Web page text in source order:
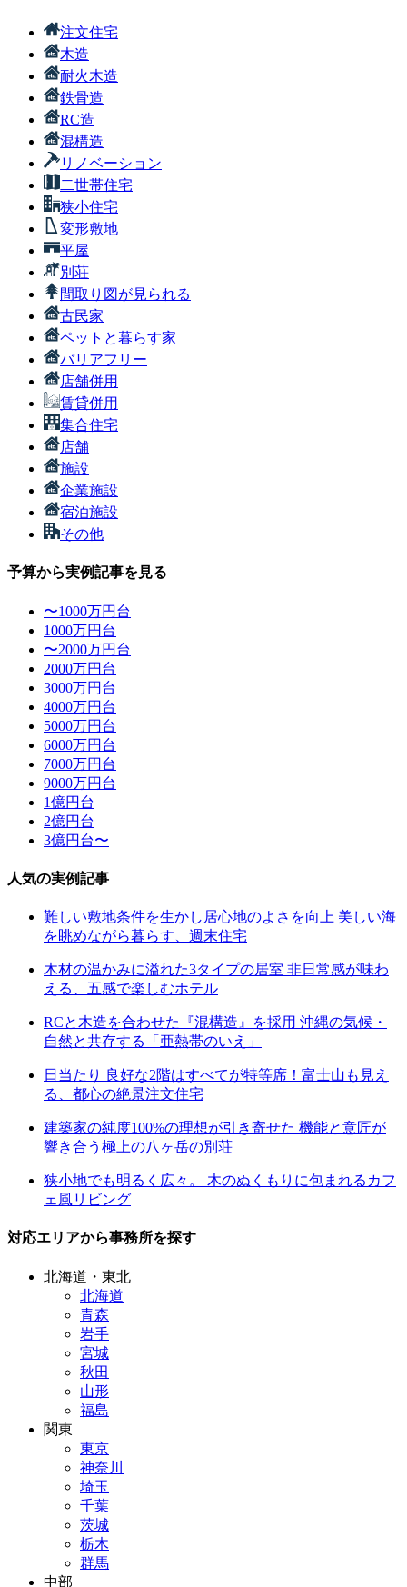
注文住宅
木造
耐火木造
鉄骨造
RC造
混構造
リノベーション
二世帯住宅
狭小住宅
変形敷地
平屋
別荘
間取り図が見られる
古民家
ペットと暮らす家
バリアフリー
店舗併用
賃貸併用
集合住宅
店舗
施設
企業施設
宿泊施設
その他
予算から実例記事を見る
〜1000万円台
1000万円台
〜2000万円台
2000万円台
3000万円台
4000万円台
5000万円台
6000万円台
7000万円台
9000万円台
1億円台
2億円台
3億円台〜
人気の実例記事
難しい敷地条件を生かし居心地のよさを向上 美しい海
を眺めながら暮らす、週末住宅
木材の温かみに溢れた3タイプの居室 非日常感が味わ
える、五感で楽しむホテル
RCと木造を合わせた『混構造』を採用 沖縄の気候・
自然と共存する「亜熱帯のいえ」
日当たり 良好な2階はすべてが特等席！富士山も見え
る、都心の絶景注文住宅
建築家の純度100%の理想が引き寄せた 機能と意匠が
響き合う極上の八ヶ岳の別荘
狭小地でも明るく広々。 木のぬくもりに包まれるカフ
ェ風リビング
対応エリアから事務所を探す
北海道・東北
北海道
青森
岩手
宮城
秋田
山形
福島
関東
東京
神奈川
埼玉
千葉
茨城
栃木
群馬
中部